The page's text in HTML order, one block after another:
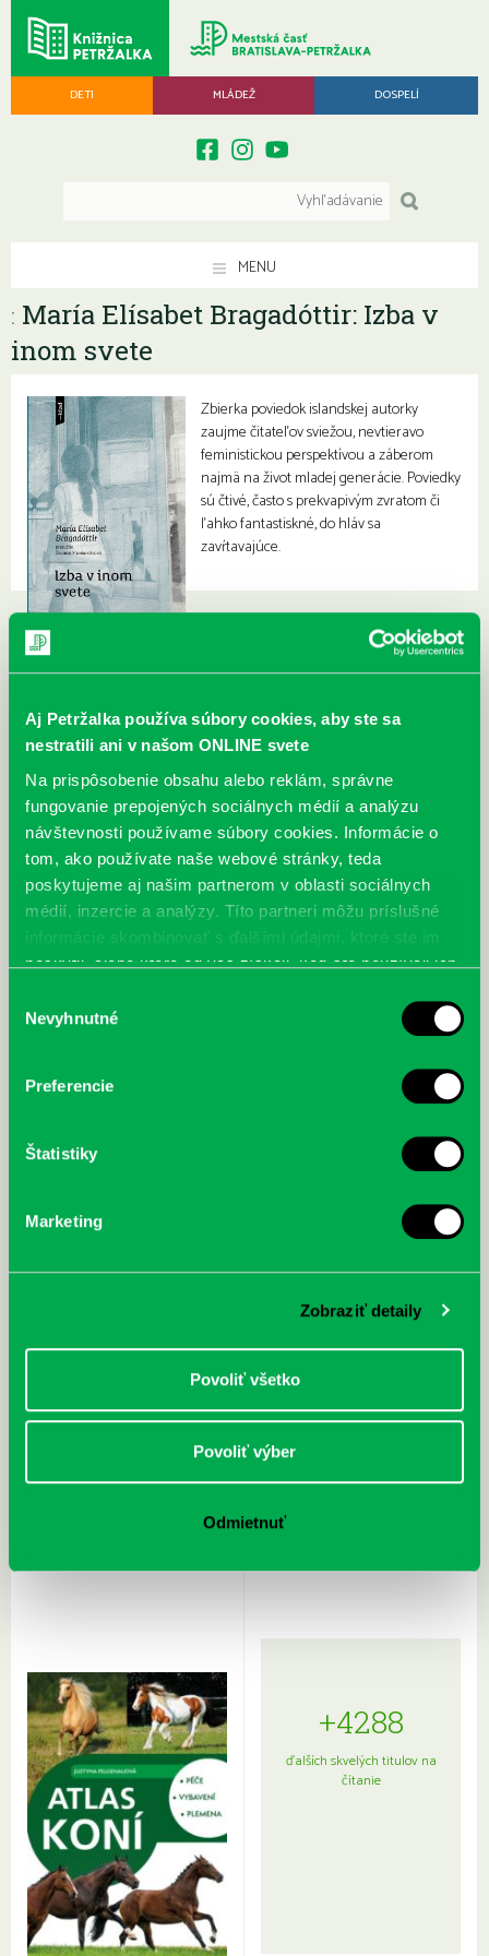
Aj Petržalka používa súbory cookies, aby ste sa
nestratili ani v našom ONLINE svete
Na prispôsobenie obsahu alebo reklám, správne
fungovanie prepojených sociálnych médií a analýzu
návštevnosti používame súbory cookies. Informácie o
tom, ako používate naše webové stránky, teda
poskytujeme aj našim partnerom v oblasti sociálnych
médií, inzercie a analýzy. Títo partneri môžu príslušné
informácie skombinovať s ďalšími údajmi, ktoré ste im
poskytli, alebo ktoré od vás získali, keď ste používali ich
súhlasu
Nevyhnutné
Preferencie
Štatistiky
Marketing
Zobraziť detaily
Povoliť všetko
Povoliť výber
Odmietnuť
DETI MLÁDEŽ DOSPELÍ
MENU
: María Elísabet Bragadóttir: Izba v
inom svete
Zbierka poviedok islandskej autorky
zaujme čitateľov sviežou, nevtieravo
feministickou perspektívou a záberom
najmä na život mladej generácie. Poviedky
sú čtivé, často s prekvapivým zvratom či
ľahko fantastiskné, do hláv sa
zavŕtavajúce.
cyklistu modernej doby:
nezastaviteľný
Sprievodca po hviezdnej oblohe
kompletný sprievodca
+4288
ďalších skvelých titulov na
čítanie